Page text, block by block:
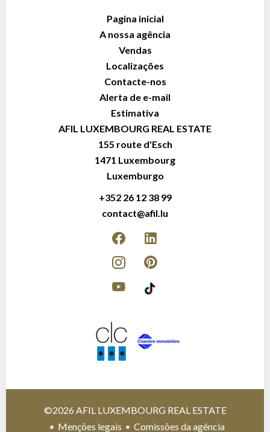
Pagina inicial
A nossa agência
Vendas
Localizações
Contacte-nos
Alerta de e-mail
Estimativa
AFIL LUXEMBOURG REAL ESTATE
155 route d'Esch
1471 Luxembourg
Luxemburgo
+352 26 12 38 99
contact@afil.lu
©2026 AFIL LUXEMBOURG REAL ESTATE
Menções legais
Comissões da agência